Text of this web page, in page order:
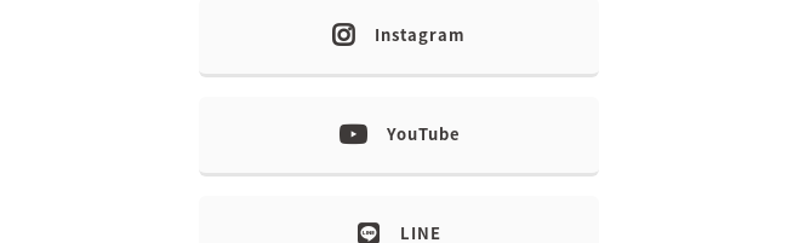
Instagram
YouTube
LINE